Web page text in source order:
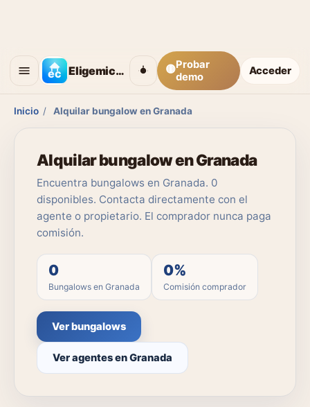
Eligemicasa 🟡Probar
demo
Acceder
Inicio / Alquilar bungalow en Granada
Alquilar bungalow en Granada
Encuentra bungalows en Granada. 0
disponibles. Contacta directamente con el
agente o propietario. El comprador nunca paga
comisión.
0
Bungalows en Granada
0%
Comisión comprador
Ver bungalows
Ver agentes en Granada